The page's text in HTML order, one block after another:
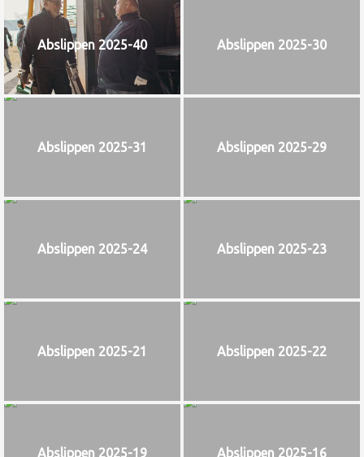
Abslippen 2025-40 Abslippen 2025-30
Abslippen 2025-31 Abslippen 2025-29
Abslippen 2025-24 Abslippen 2025-23
Abslippen 2025-21 Abslippen 2025-22
Abslippen 2025-19 Abslippen 2025-16